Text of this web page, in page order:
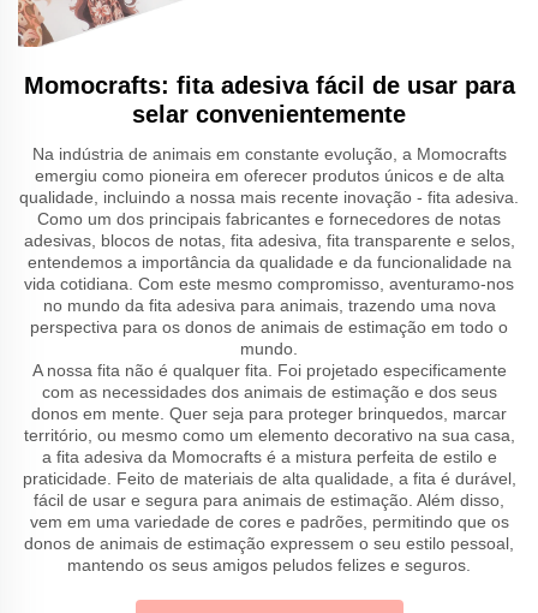
Momocrafts: fita adesiva fácil de usar para
selar convenientemente
Na indústria de animais em constante evolução, a Momocrafts
emergiu como pioneira em oferecer produtos únicos e de alta
qualidade, incluindo a nossa mais recente inovação - fita adesiva.
Como um dos principais fabricantes e fornecedores de notas
adesivas, blocos de notas, fita adesiva, fita transparente e selos,
entendemos a importância da qualidade e da funcionalidade na
vida cotidiana. Com este mesmo compromisso, aventuramo-nos
no mundo da fita adesiva para animais, trazendo uma nova
perspectiva para os donos de animais de estimação em todo o
mundo.
A nossa fita não é qualquer fita. Foi projetado especificamente
com as necessidades dos animais de estimação e dos seus
donos em mente. Quer seja para proteger brinquedos, marcar
território, ou mesmo como um elemento decorativo na sua casa,
a fita adesiva da Momocrafts é a mistura perfeita de estilo e
praticidade. Feito de materiais de alta qualidade, a fita é durável,
fácil de usar e segura para animais de estimação. Além disso,
vem em uma variedade de cores e padrões, permitindo que os
donos de animais de estimação expressem o seu estilo pessoal,
mantendo os seus amigos peludos felizes e seguros.